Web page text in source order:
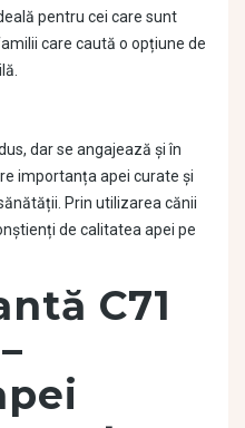
pentru cei care sunt
care caută o opțiune de
dar se angajează și în
importanța apei curate și
Prin utilizarea cănii
de calitatea apei pe
C71